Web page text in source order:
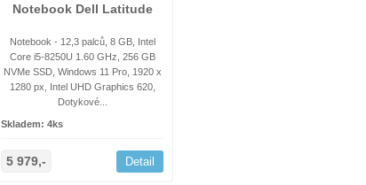
Notebook Dell Latitude
Notebook - 12,3 palců, 8 GB, Intel
Core i5-8250U 1.60 GHz, 256 GB
NVMe SSD, Windows 11 Pro, 1920 x
1280 px, Intel UHD Graphics 620,
Dotykové...
Skladem: 4ks
5 979,- Detail